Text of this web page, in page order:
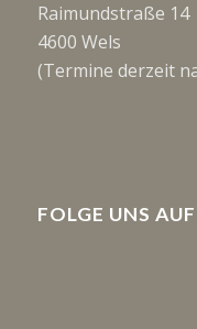
Raimundstraße 14
4600 Wels
(Termine derzeit
FOLGE UNS